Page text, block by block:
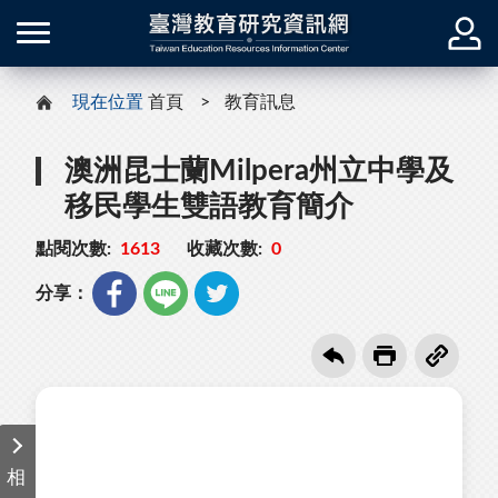
現在位置 首頁 教育訊息
澳洲昆士蘭Milpera州立中學及
移民學生雙語教育簡介
點閱次數: 1613 收藏次數: 0
分享：
相